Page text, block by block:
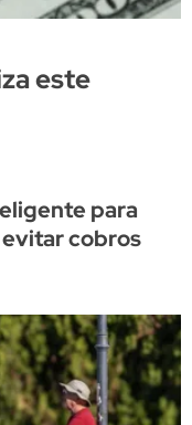
este
para
cobros